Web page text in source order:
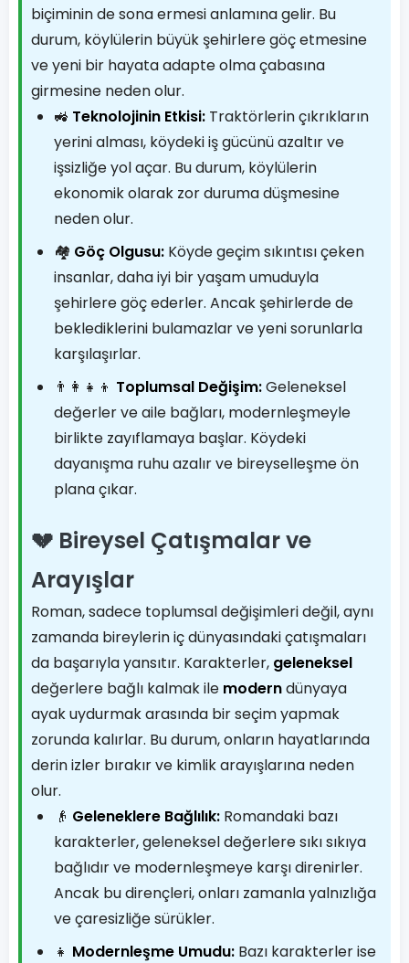
biçiminin de sona ermesi anlamına gelir. Bu
durum, köylülerin büyük şehirlere göç etmesine
ve yeni bir hayata adapte olma çabasına
girmesine neden olur.
🚜 Teknolojinin Etkisi: Traktörlerin çıkrıkların
yerini alması, köydeki iş gücünü azaltır ve
işsizliğe yol açar. Bu durum, köylülerin
ekonomik olarak zor duruma düşmesine
neden olur.
🏘️ Göç Olgusu: Köyde geçim sıkıntısı çeken
insanlar, daha iyi bir yaşam umuduyla
şehirlere göç ederler. Ancak şehirlerde de
beklediklerini bulamazlar ve yeni sorunlarla
karşılaşırlar.
👨‍👩‍👧‍👦 Toplumsal Değişim:Geleneksel
değerler ve aile bağları, modernleşmeyle
birlikte zayıflamaya başlar. Köydeki
dayanışma ruhu azalır ve bireyselleşme ön
plana çıkar.
💔 Bireysel Çatışmalar ve
Arayışlar
Roman, sadece toplumsal değişimleri değil, aynı
zamanda bireylerin iç dünyasındaki çatışmaları
da başarıyla yansıtır. Karakterler, geleneksel
değerlere bağlı kalmak ile moderndünyaya
ayak uydurmak arasında bir seçim yapmak
zorunda kalırlar. Bu durum, onların hayatlarında
derin izler bırakır ve kimlik arayışlarına neden
olur.
👴 Geleneklere Bağlılık: Romandaki bazı
karakterler, geleneksel değerlere sıkı sıkıya
bağlıdır ve modernleşmeye karşı direnirler.
Ancak bu dirençleri, onları zamanla yalnızlığa
ve çaresizliğe sürükler.
👧 Modernleşme Umudu: Bazı karakterler ise